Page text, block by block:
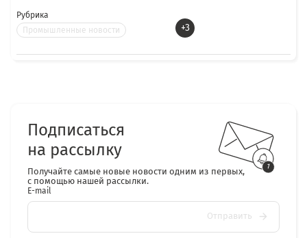
Рубрика
Промышленные новости
+3
Подписаться
на рассылку
Получайте самые новые новости одним из первых,
с помощью нашей рассылки.
E-mail
Отправить